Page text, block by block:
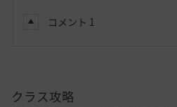
コメント 1
クラス攻略